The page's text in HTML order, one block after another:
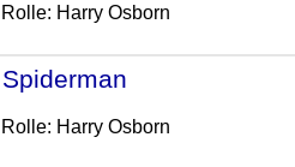
Rolle: Harry Osborn
Spiderman
Rolle: Harry Osborn